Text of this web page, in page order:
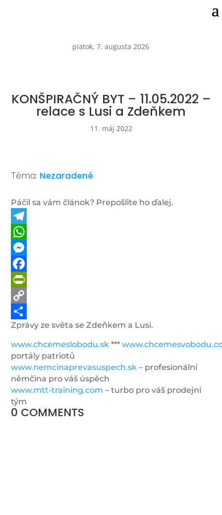
piatok, 7. augusta 2026
KONŠPIRAČNÝ BYT – 11.05.2022 –
relace s Lusi a Zdeňkem
11. máj 2022
Téma: Nezaradené
Páčil sa vám článok? Prepošlite ho ďalej.
Telegram
WhatsApp
Messenger
Facebook
PrintFriendly
Copy
Link
Share
Zprávy ze světa se Zdeňkem a Lusi.
www.chcemeslobodu.sk ***
portály patriotů
www.nemcinaprevasuspech.sk – profesionální
němčina pro váš úspěch
www.mtt-training.com – turbo pro váš prodejní
tým
0 COMMENTS